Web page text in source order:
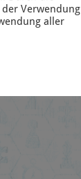
Verwendung
aller